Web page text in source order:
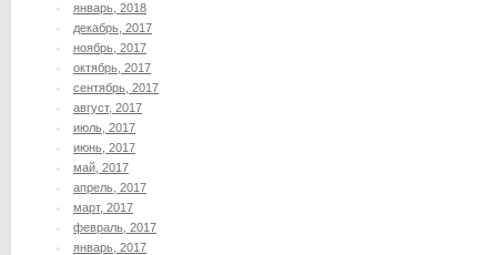
январь, 2018
декабрь, 2017
ноябрь, 2017
октябрь, 2017
сентябрь, 2017
август, 2017
июль, 2017
июнь, 2017
май, 2017
апрель, 2017
март, 2017
февраль, 2017
январь, 2017